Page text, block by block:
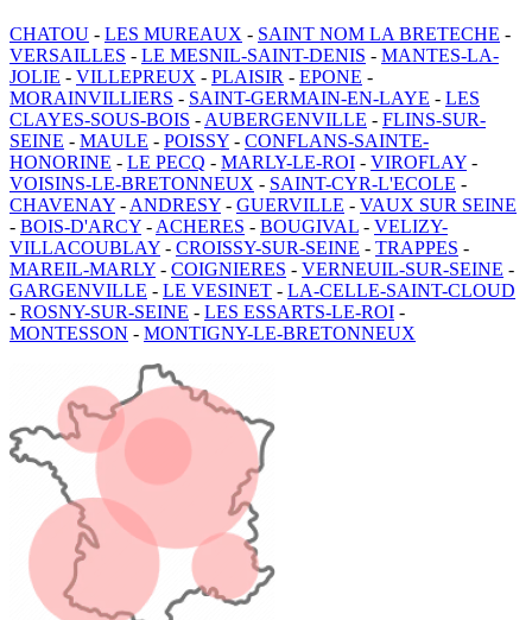
CHATOU - LES MUREAUX - SAINT NOM LA BRETECHE -
VERSAILLES - LE MESNIL-SAINT-DENIS - MANTES-LA-
JOLIE - VILLEPREUX - PLAISIR - EPONE -
MORAINVILLIERS - SAINT-GERMAIN-EN-LAYE - LES
CLAYES-SOUS-BOIS - AUBERGENVILLE - FLINS-SUR-
SEINE - MAULE - POISSY - CONFLANS-SAINTE-
HONORINE - LE PECQ - MARLY-LE-ROI - VIROFLAY -
VOISINS-LE-BRETONNEUX - SAINT-CYR-L'ECOLE -
CHAVENAY - ANDRESY - GUERVILLE - VAUX SUR SEINE
- BOIS-D'ARCY - ACHERES - BOUGIVAL - VELIZY-
VILLACOUBLAY - CROISSY-SUR-SEINE - TRAPPES -
MAREIL-MARLY - COIGNIERES - VERNEUIL-SUR-SEINE -
GARGENVILLE - LE VESINET - LA-CELLE-SAINT-CLOUD
- ROSNY-SUR-SEINE - LES ESSARTS-LE-ROI -
MONTESSON - MONTIGNY-LE-BRETONNEUX